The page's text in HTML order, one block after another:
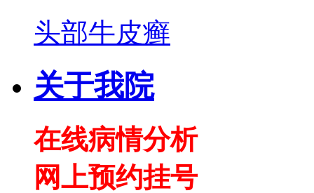
头部牛皮癣
关于我院
在线病情分析
网上预约挂号